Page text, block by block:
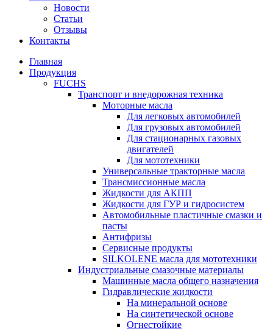
Новости
Статьи
Отзывы
Контакты
Главная
Продукция
FUCHS
Транспорт и внедорожная техника
Моторные масла
Для легковых автомобилей
Для грузовых автомобилей
Для стационарных газовых
двигателей
Для мототехники
Универсальные тракторные масла
Трансмиссионные масла
Жидкости для АКПП
Жидкости для ГУР и гидросистем
Автомобильные пластичные смазки и
пасты
Антифризы
Сервисные продукты
SILKOLENE масла для мототехники
Индустриальные смазочные материалы
Машинные масла общего назначения
Гидравлические жидкости
На минеральной основе
На синтетической основе
Огнестойкие